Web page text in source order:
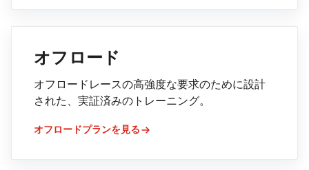
オフロード
オフロードレースの高強度な要求のために設計
された、実証済みのトレーニング。
オフロードプランを見る